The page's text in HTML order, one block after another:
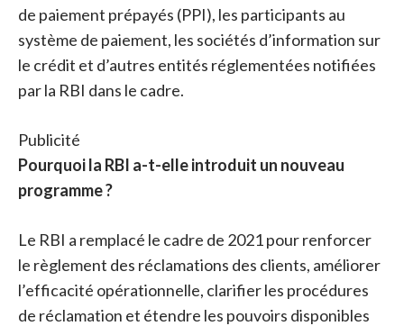
de paiement prépayés (PPI), les participants au
système de paiement, les sociétés d’information sur
le crédit et d’autres entités réglementées notifiées
par la RBI dans le cadre.
Publicité
Pourquoi la RBI a-t-elle introduit un nouveau
programme ?
Le RBI a remplacé le cadre de 2021 pour renforcer
le règlement des réclamations des clients, améliorer
l’efficacité opérationnelle, clarifier les procédures
de réclamation et étendre les pouvoirs disponibles